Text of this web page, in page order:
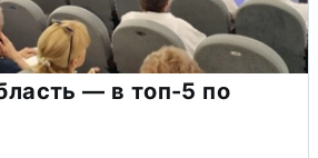
— в топ-5 по